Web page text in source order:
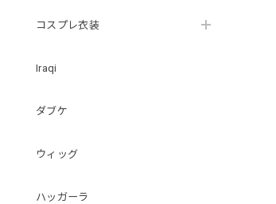
コスプレ衣装
Iraqi
ダブケ
ウィッグ
ハッガーラ